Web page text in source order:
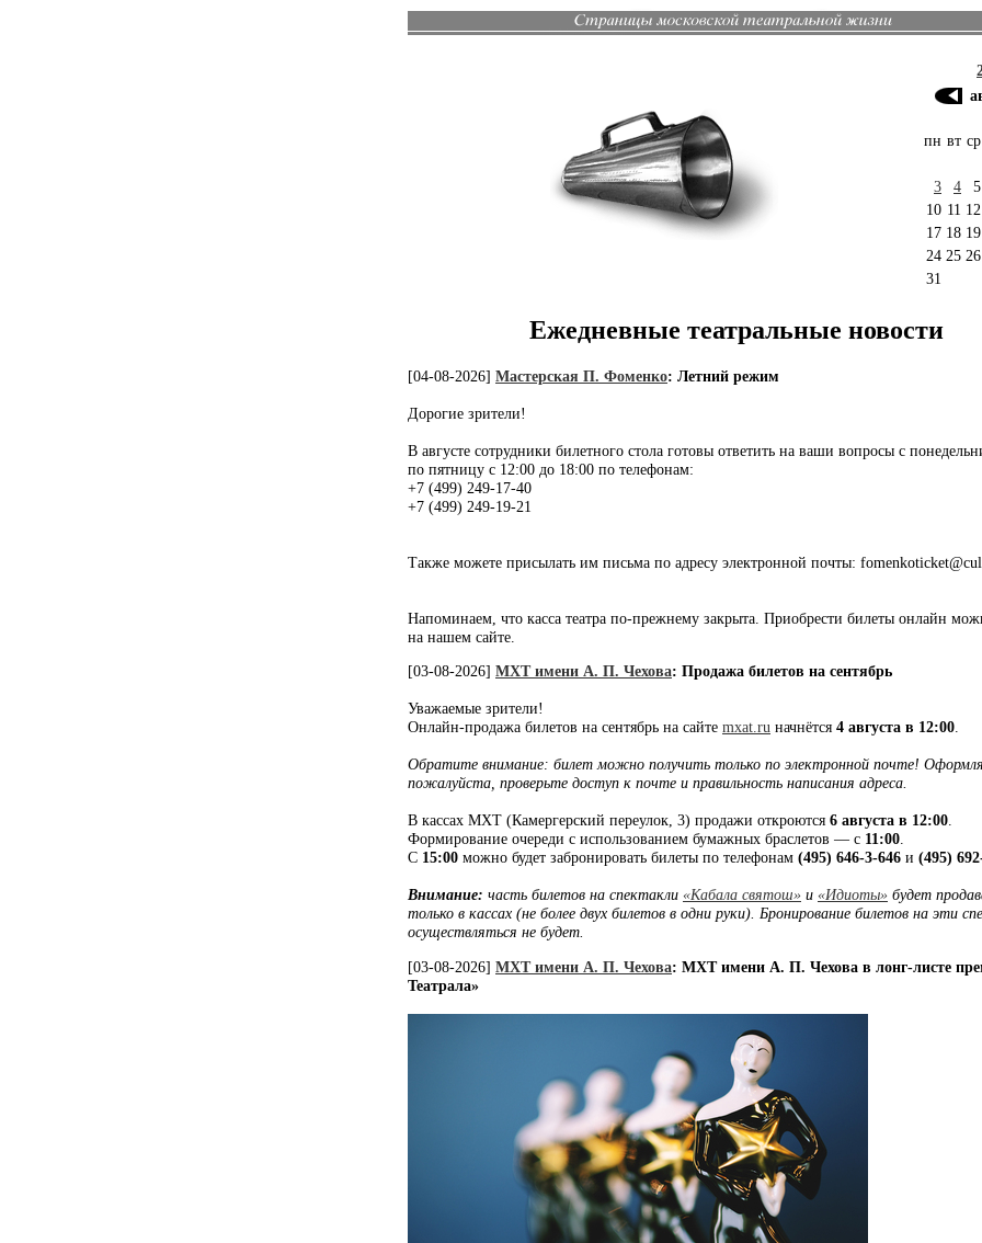
пн вт ср
3
4 5
10 11 12
17 18 19
24 25 26
31
Ежедневные театральные новости
[04-08-2026] Мастерская П. Фоменко: Летний режим
Дорогие зрители!
В августе сотрудники билетного стола готовы ответить на ваши вопросы с
по пятницу с 12:00 до 18:00 по телефонам:
+7 (499) 249-17-40
+7 (499) 249-19-21
Также можете присылать им письма по адресу электронной почты:
Напоминаем, что касса театра по-прежнему закрыта. Приобрести билеты онлайн
на нашем сайте.
[03-08-2026] МХТ имени А. П. Чехова: Продажа билетов на сентябрь
Уважаемые зрители!
Онлайн-продажа билетов на сентябрь на сайте mxat.ru начнётся 4 августа в 12:00.
Обратите внимание: билет можно получить только по электронной почте!
пожалуйста, проверьте доступ к почте и правильность написания адреса.
В кассах МХТ (Камергерский переулок, 3) продажи откроются 6 августа в 12:00.
Формирование очереди с использованием бумажных браслетов — с 11:00.
С 15:00 можно будет забронировать билеты по телефонам (495) 646-3-646 и (495)
Внимание: часть билетов на спектакли «Кабала святош» и «Идиоты» будет
только в кассах (не более двух билетов в одни руки). Бронирование билетов на эти
осуществляться не будет.
[03-08-2026] МХТ имени А. П. Чехова: МХТ имени А. П. Чехова в лонг-листе
Театрала»